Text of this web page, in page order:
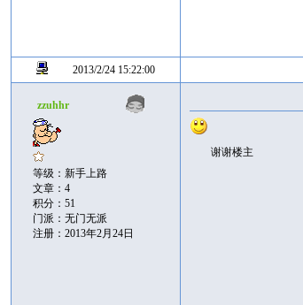
2013/2/24 15:22:00
zzuhhr
等级：新手上路
文章：4
积分：51
门派：无门无派
注册：2013年2月24日
谢谢楼主